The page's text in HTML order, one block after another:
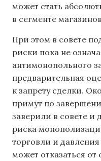
может стать
в сегменте
При этом в совете
риски пока не
антимонопольного
предварительная
к запрету сделки.
примут по
заверили в совете и
риска
торговли и
может отказаться